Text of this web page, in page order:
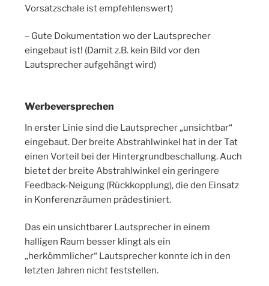
Vorsatzschale ist empfehlenswert)
– Gute Dokumentation wo der Lautsprecher
eingebaut ist! (Damit z.B. kein Bild vor den
Lautsprecher aufgehängt wird)
Werbeversprechen
In erster Linie sind die Lautsprecher „unsichtbar“
eingebaut. Der breite Abstrahlwinkel hat in der Tat
einen Vorteil bei der Hintergrundbeschallung. Auch
bietet der breite Abstrahlwinkel ein geringere
Feedback-Neigung (Rückkopplung), die den Einsatz
in Konferenzräumen prädestiniert.
Das ein unsichtbarer Lautsprecher in einem
halligen Raum besser klingt als ein
„herkömmlicher“ Lautsprecher konnte ich in den
letzten Jahren nicht feststellen.